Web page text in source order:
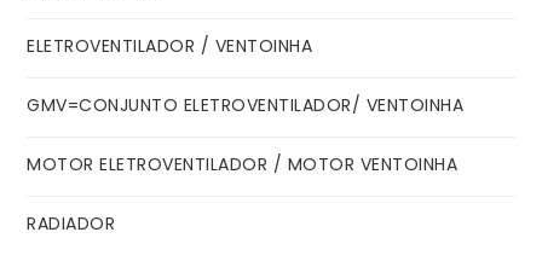
ELETROVENTILADOR / VENTOINHA
GMV=CONJUNTO ELETROVENTILADOR/ VENTOINHA
MOTOR ELETROVENTILADOR / MOTOR VENTOINHA
RADIADOR